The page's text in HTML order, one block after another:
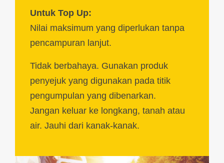
Untuk Top Up:
Nilai maksimum yang diperlukan tanpa
pencampuran lanjut.
Tidak berbahaya. Gunakan produk
penyejuk yang digunakan pada titik
pengumpulan yang dibenarkan.
Jangan keluar ke longkang, tanah atau
air. Jauhi dari kanak-kanak.